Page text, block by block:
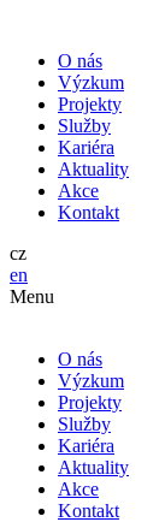
O nás
Výzkum
Projekty
Služby
Kariéra
Aktuality
Akce
Kontakt
cz
en
Menu
O nás
Výzkum
Projekty
Služby
Kariéra
Aktuality
Akce
Kontakt